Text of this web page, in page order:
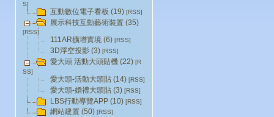
S]
互動數位電子看板 (19) [RSS]
展示科技互動藝術裝置 (35)
[RSS]
111AR擴增實境 (6) [RSS]
3D浮空投影 (3) [RSS]
愛大頭 活動大頭貼機 (22) [R
SS]
愛大頭-活動大頭貼 (14) [RSS]
愛大頭-婚禮大頭貼 (3) [RSS]
LBS行動導覽APP (10) [RSS]
網站建置 (50) [RSS]